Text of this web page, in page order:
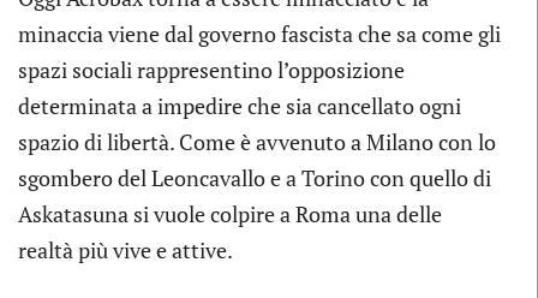
minaccia viene dal governo fascista che sa come gli
spazi sociali rappresentino l’opposizione
determinata a impedire che sia cancellato ogni
spazio di libertà. Come è avvenuto a Milano con lo
sgombero del Leoncavallo e a Torino con quello di
Askatasuna si vuole colpire a Roma una delle
realtà più vive e attive.